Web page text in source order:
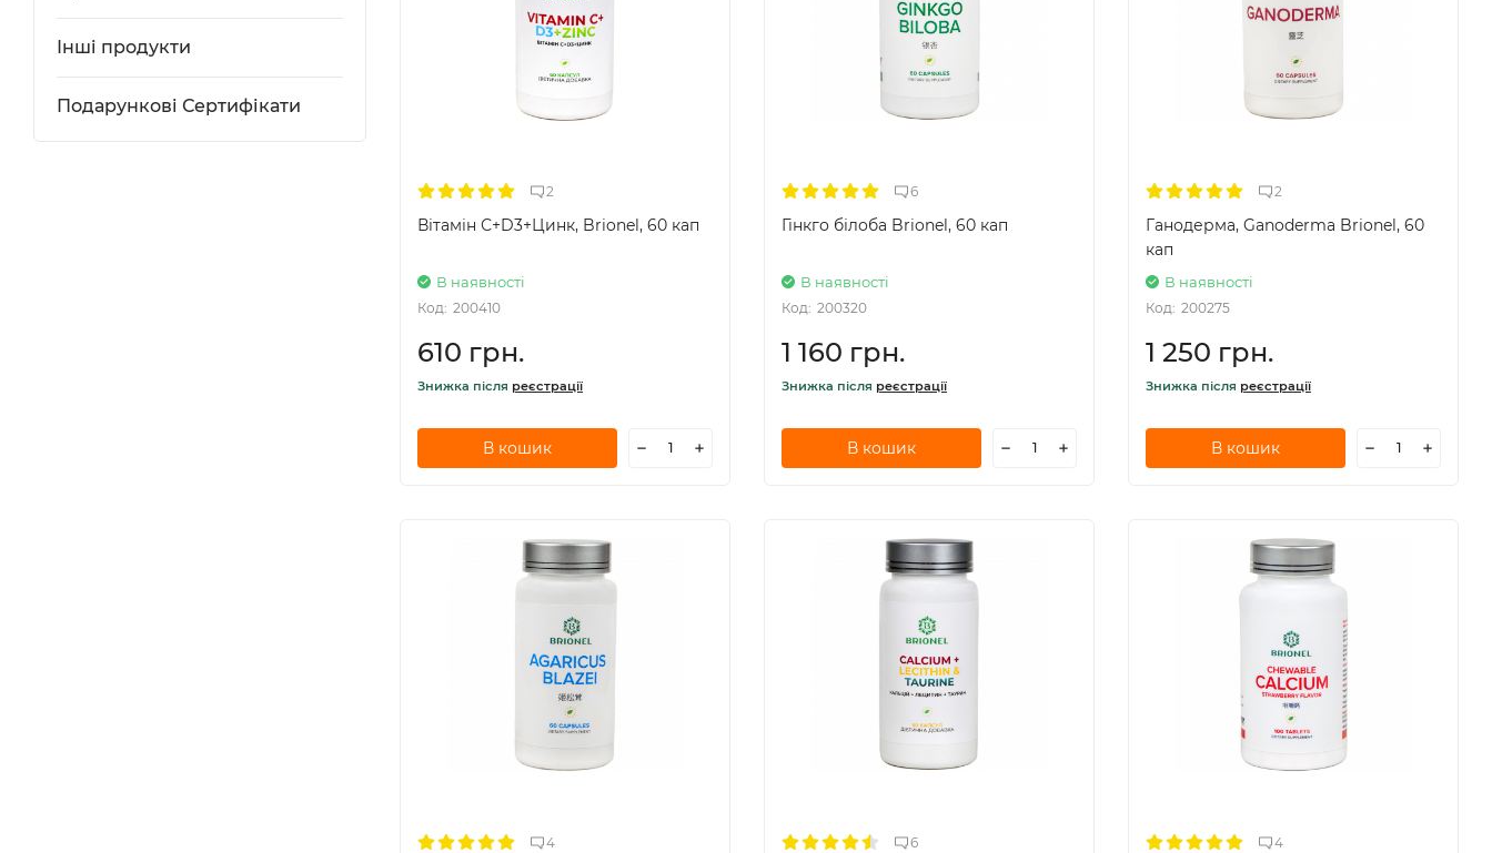
Інші продукти
Подарункові Сертифікати
2
Вітамін С+D3+Цинк, Brionel, 60 кап
В наявності
Код: 200410
610 грн.
Знижка після реєстрації
В кошик
6
Гінкго білоба Brionel, 60 кап
В наявності
Код: 200320
1 160 грн.
Знижка після реєстрації
В кошик
2
Ганодерма, Ganoderma Brionel, 60
кап
В наявності
Код: 200275
1 250 грн.
Знижка після реєстрації
В кошик
4 6 4